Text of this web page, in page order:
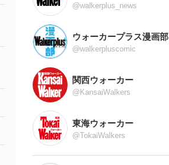
@walkerplus_news
ウォーカープラス漫画部
@walkerpluscomic
関西ウォーカー
@KansaiWalkers
東海ウォーカー
@TokaiWalkers